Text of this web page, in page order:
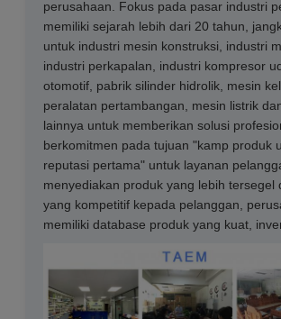
perusahaan. Fokus pada pasar industri
memiliki sejarah lebih dari 20 tahun,
untuk industri mesin konstruksi, industri
industri perkapalan, industri kompresor
otomotif, pabrik silinder hidrolik, mesin
peralatan pertambangan, mesin listrik
lainnya untuk memberikan solusi
berkomitmen pada tujuan "kamp produk
reputasi pertama" untuk layanan
menyediakan produk yang lebih tersegel
yang kompetitif kepada pelanggan,
memiliki database produk yang kuat,